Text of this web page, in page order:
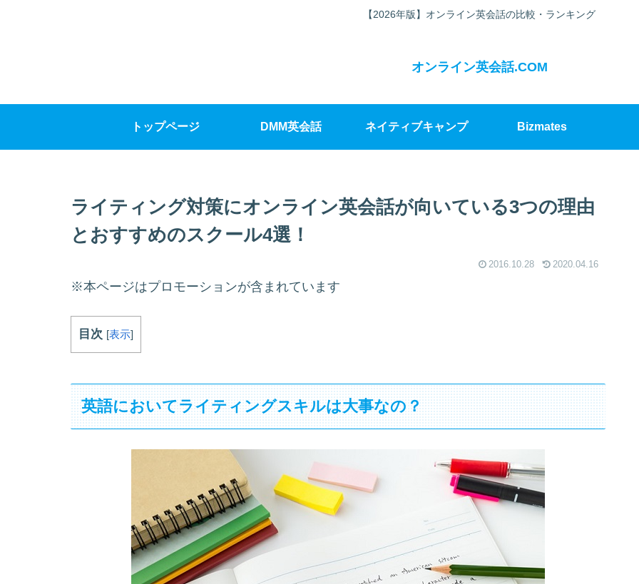
【2026年版】オンライン英会話の比較・ランキング
オンライン英会話.COM
トップページ DMM英会話 ネイティブキャンプ Bizmates
ライティング対策にオンライン英会話が向いている3つの理由
とおすすめのスクール4選！
2016.10.28 2020.04.16
※本ページはプロモーションが含まれています
目次 [表示]
英語においてライティングスキルは大事なの？